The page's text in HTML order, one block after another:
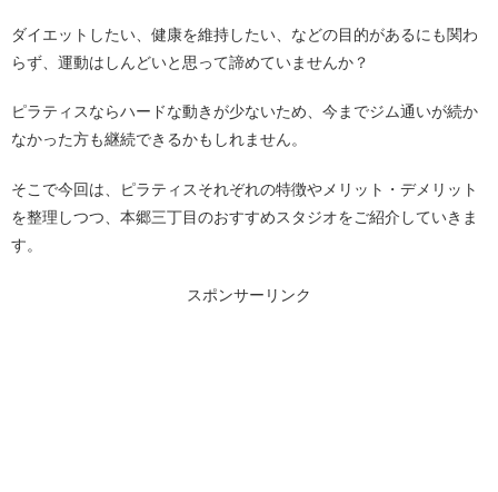
ダイエットしたい、健康を維持したい、などの目的があるにも関わ
らず、運動はしんどいと思って諦めていませんか？
ピラティスならハードな動きが少ないため、今までジム通いが続か
なかった方も継続できるかもしれません。
そこで今回は、ピラティスそれぞれの特徴やメリット・デメリット
を整理しつつ、本郷三丁目のおすすめスタジオをご紹介していきま
す。
スポンサーリンク